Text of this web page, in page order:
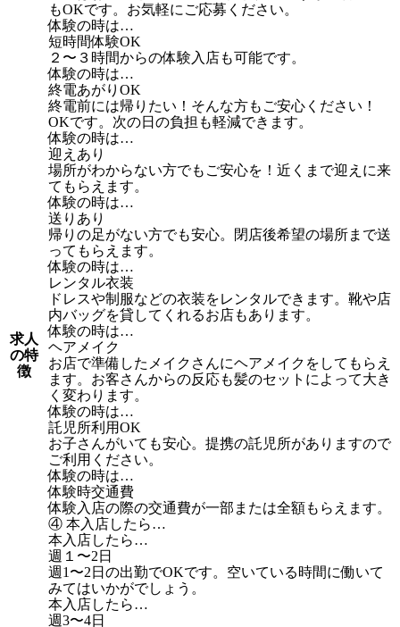
求人
の特
徴
もOKです。お気軽にご応募ください。
体験の時は…
短時間体験OK
２〜３時間からの体験入店も可能です。
体験の時は…
終電あがりOK
終電前には帰りたい！そんな方もご安心ください！
OKです。次の日の負担も軽減できます。
体験の時は…
迎えあり
場所がわからない方でもご安心を！近くまで迎えに来
てもらえます。
体験の時は…
送りあり
帰りの足がない方でも安心。閉店後希望の場所まで送
ってもらえます。
体験の時は…
レンタル衣装
ドレスや制服などの衣装をレンタルできます。靴や店
内バッグを貸してくれるお店もあります。
体験の時は…
ヘアメイク
お店で準備したメイクさんにヘアメイクをしてもらえ
ます。お客さんからの反応も髪のセットによって大き
く変わります。
体験の時は…
託児所利用OK
お子さんがいても安心。提携の託児所がありますので
ご利用ください。
体験の時は…
体験時交通費
体験入店の際の交通費が一部または全額もらえます。
④ 本入店したら…
本入店したら…
週１〜2日
週1〜2日の出勤でOKです。空いている時間に働いて
みてはいかがでしょう。
本入店したら…
週3〜4日